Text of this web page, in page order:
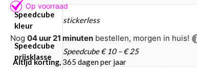
Speedcube
kleur
stickerless
Speedcube
prijsklasse
Speedcube € 10 – € 25
Nog04 uur 21 minutenbestellen, morgen in huis!
Altijd korting, 365 dagen per jaar